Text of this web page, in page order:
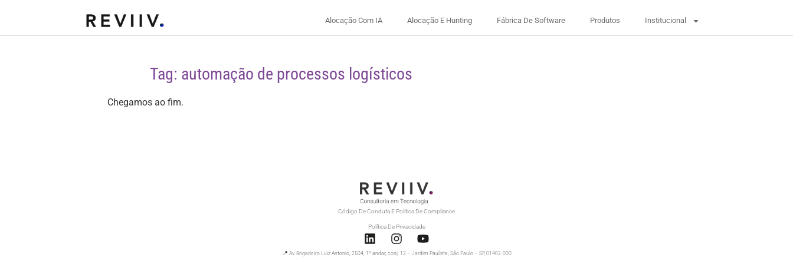
Alocação Com IA Alocação E Hunting Fábrica De Software Produtos Institucional
Tag: automação de processos logísticos
Chegamos ao fim.
Código De Conduta E Política De Compliance
Política De Privacidade
📍 Av. Brigadeiro Luiz Antonio, 2504, 1º andar, conj. 12 – Jardim Paulista, São Paulo – SP, 01402-000